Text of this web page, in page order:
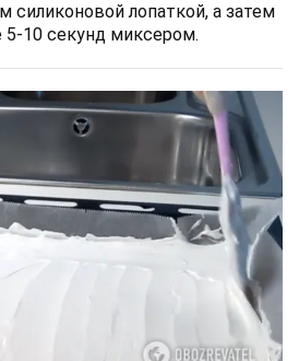
силиконовой лопаткой, а затем
10 секунд миксером.